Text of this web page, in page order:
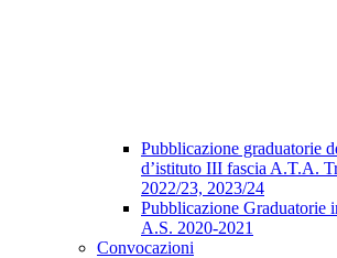
Pubblicazione graduatorie
d’istituto III fascia A.T.A.
2022/23, 2023/24
Pubblicazione Graduatorie
A.S. 2020-2021
Convocazioni